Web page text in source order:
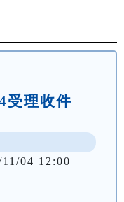
受理收件
04 12:00